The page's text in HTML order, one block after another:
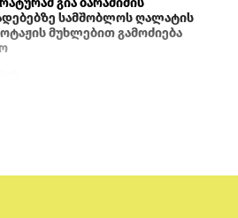
სამშობლოს ღალატის
მუხლებით გამოძიება